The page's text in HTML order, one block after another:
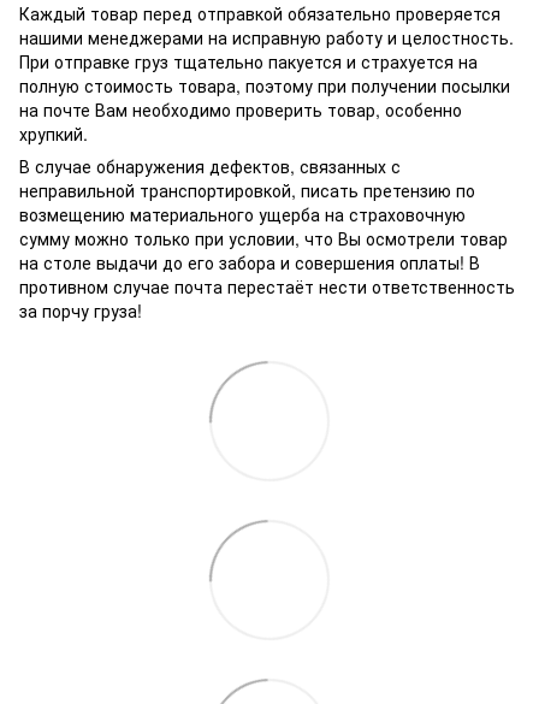
Каждый товар перед отправкой обязательно проверяется
нашими менеджерами на исправную работу и целостность.
При отправке груз тщательно пакуется и страхуется на
полную стоимость товара, поэтому при получении посылки
на почте Вам необходимо проверить товар, особенно
хрупкий.
В случае обнаружения дефектов, связанных с
неправильной транспортировкой, писать претензию по
возмещению материального ущерба на страховочную
сумму можно только при условии, что Вы осмотрели товар
на столе выдачи до его забора и совершения оплаты! В
противном случае почта перестаёт нести ответственность
за порчу груза!